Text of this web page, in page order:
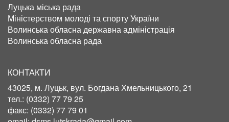
Луцька міська рада
Міністерством молоді та спорту України
Волинська обласна державна адміністрація
Волинська обласна рада
КОНТАКТИ
43025, м. Луцьк, вул. Богдана Хмельницького, 21
тел.: (0332) 77 79 25
факс: (0332) 77 79 01